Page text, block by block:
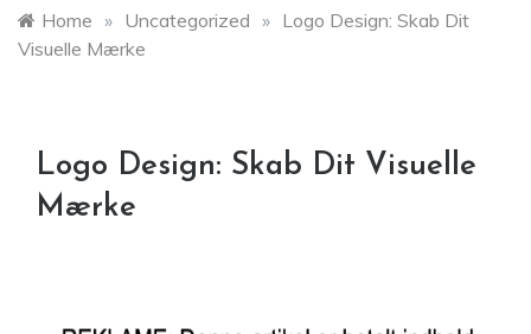
Home » Uncategorized » Logo Design: Skab Dit
Visuelle Mærke
Logo Design: Skab Dit Visuelle
Mærke